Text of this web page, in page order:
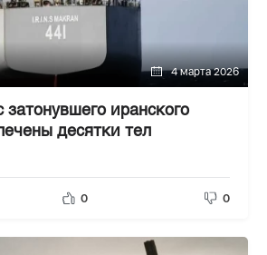
4 марта 2026
иранского
десятки тел
0 0